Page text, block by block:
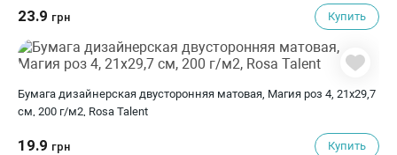
23.9 грн Купить
Бумага дизайнерская двусторонняя матовая, Магия роз 4, 21х29,7
см, 200 г/м2, Rosa Talent
19.9 грн Купить